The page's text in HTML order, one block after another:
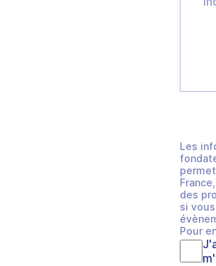
Les
des
si
Pour